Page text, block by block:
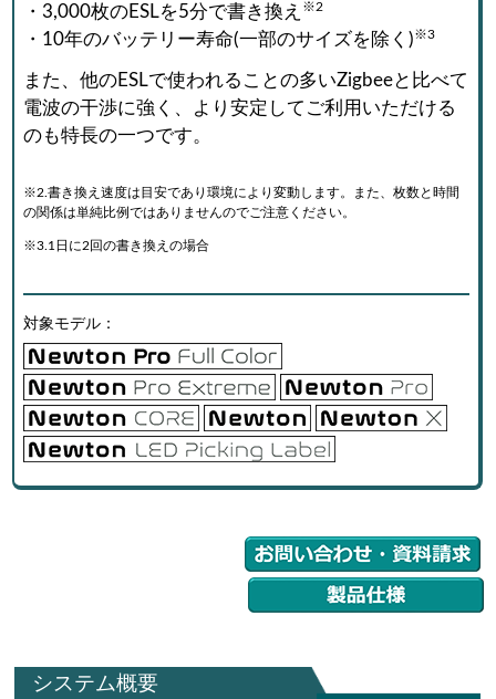
・3,000枚のESLを5分で書き換え ※2
・10年のバッテリー寿命(一部のサイズを除く)※3
また、他のESLで使われることの多いZigbeeと比べて
電波の干渉に強く、より安定してご利用いただける
のも特長の一つです。
※2.書き換え速度は目安であり環境により変動します。また、枚数と時間
の関係は単純比例ではありませんのでご注意ください。
※3.1日に2回の書き換えの場合
対象モデル：
システム概要